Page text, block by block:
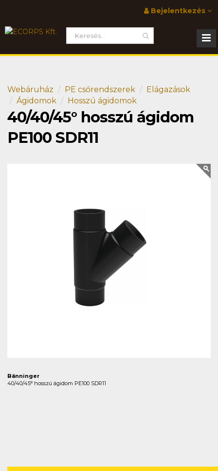
Bejelentkezés
Webáruház PE csőrendszerek
Elágazások
Ágidomok
Hosszú ágidomok
40/40/45° hosszú ágidom
PE100 SDR11
Bänninger
40/40/45° hosszú ágidom PE100 SDR11